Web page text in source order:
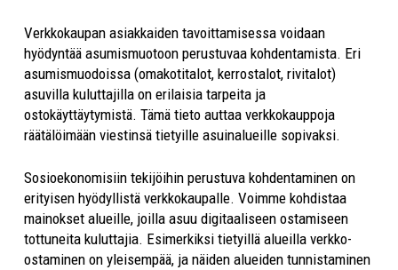
Verkkokaupan asiakkaiden tavoittamisessa voidaan
hyödyntää asumismuotoon perustuvaa kohdentamista. Eri
asumismuodoissa (omakotitalot, kerrostalot, rivitalot)
asuvilla kuluttajilla on erilaisia tarpeita ja
ostokäyttäytymistä. Tämä tieto auttaa verkkokauppoja
räätälöimään viestinsä tietyille asuinalueille sopivaksi.
Sosioekonomisiin tekijöihin perustuva kohdentaminen on
erityisen hyödyllistä verkkokaupalle. Voimme kohdistaa
mainokset alueille, joilla asuu digitaaliseen ostamiseen
tottuneita kuluttajia. Esimerkiksi tietyillä alueilla verkko-
ostaminen on yleisempää, ja näiden alueiden tunnistaminen